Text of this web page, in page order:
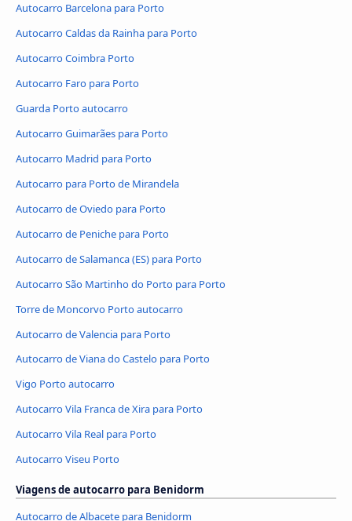
Autocarro Barcelona para Porto
Autocarro Caldas da Rainha para Porto
Autocarro Coimbra Porto
Autocarro Faro para Porto
Guarda Porto autocarro
Autocarro Guimarães para Porto
Autocarro Madrid para Porto
Autocarro para Porto de Mirandela
Autocarro de Oviedo para Porto
Autocarro de Peniche para Porto
Autocarro de Salamanca (ES) para Porto
Autocarro São Martinho do Porto para Porto
Torre de Moncorvo Porto autocarro
Autocarro de Valencia para Porto
Autocarro de Viana do Castelo para Porto
Vigo Porto autocarro
Autocarro Vila Franca de Xira para Porto
Autocarro Vila Real para Porto
Autocarro Viseu Porto
Viagens de autocarro para Benidorm
Autocarro de Albacete para Benidorm